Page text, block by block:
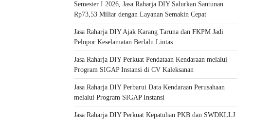
Semester I 2026, Jasa Raharja DIY Salurkan Santunan
Rp73,53 Miliar dengan Layanan Semakin Cepat
Jasa Raharja DIY Ajak Karang Taruna dan FKPM Jadi
Pelopor Keselamatan Berlalu Lintas
Jasa Raharja DIY Perkuat Pendataan Kendaraan melalui
Program SIGAP Instansi di CV Kaleksanan
Jasa Raharja DIY Perbarui Data Kendaraan Perusahaan
melalui Program SIGAP Instansi
Jasa Raharja DIY Perkuat Kepatuhan PKB dan SWDKLLJ